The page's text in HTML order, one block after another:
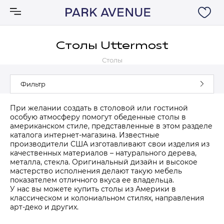
Ковры
Мебель
Свет
Акции
Бренды
Столы Uttermost
Столы
Фильтр
При желании создать в столовой или гостиной
особую атмосферу помогут обеденные столы в
американском стиле, представленные в этом разделе
каталога интернет-магазина. Известные
производители США изготавливают свои изделия из
качественных материалов – натурального дерева,
металла, стекла. Оригинальный дизайн и высокое
мастерство исполнения делают такую мебель
показателем отличного вкуса ее владельца.
У нас вы можете купить столы из Америки в
классическом и колониальном стилях, направления
арт-деко и других.